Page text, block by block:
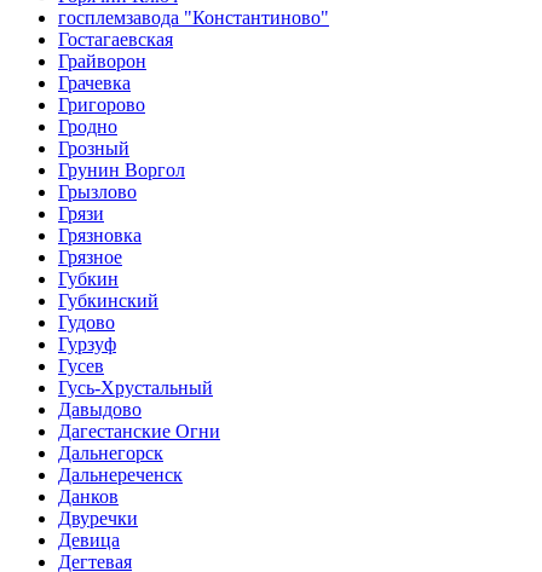
госплемзавода "Константиново"
Гостагаевская
Грайворон
Грачевка
Григорово
Гродно
Грозный
Грунин Воргол
Грызлово
Грязи
Грязновка
Грязное
Губкин
Губкинский
Гудово
Гурзуф
Гусев
Гусь-Хрустальный
Давыдово
Дагестанские Огни
Дальнегорск
Дальнереченск
Данков
Двуречки
Девица
Дегтевая